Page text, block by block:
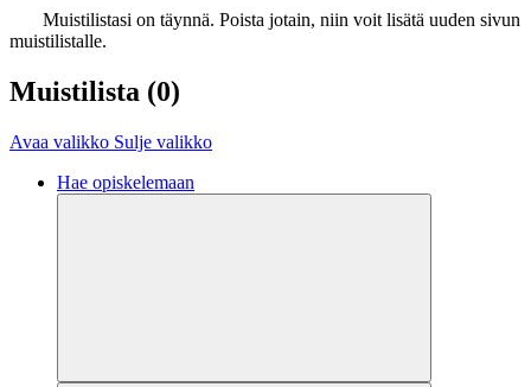
Muistilistasi on täynnä. Poista jotain, niin voit lisätä uuden sivun
muistilistalle.
Muistilista (0)
Avaa valikko Sulje valikko
Hae opiskelemaan